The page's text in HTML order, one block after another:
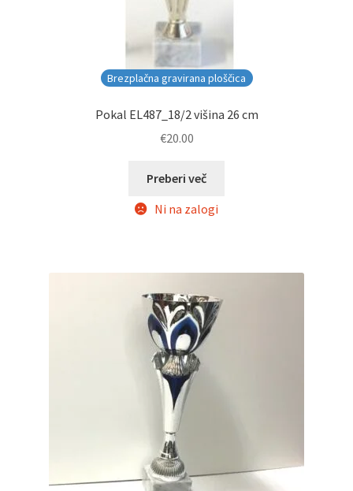
Brezplačna gravirana ploščica
Pokal EL487_18/2 višina 26 cm
€20.00
Preberi več
Ni na zalogi